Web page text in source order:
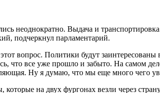
неоднократно. Выдача и
подчеркнул парламентарий.
вопрос. Политики будут
что все уже прошло и забыто. На самом
Ну я думаю, что мы еще много
на двух фургонах везли через